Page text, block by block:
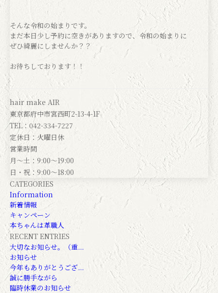
そんな令和の始まりです。
まだ本日少し予約に空きがありますので、令和の始まりに
ぜひ綺麗にしませんか？？
お待ちしております！！
hair make AIR
東京都府中市宮西町2-13-4-1F
TEL：042-334-7227
定休日：火曜日休
営業時間
月～土：9:00～19:00
日・祝：9:00～18:00
CATEGORIES
Information
新着情報
キャンペーン
本ちゃんは革職人
RECENT ENTRIES
大切なお知らせ。（重...
お知らせ
今年もありがとうござ...
誠に勝手ながら
臨時休業のお知らせ